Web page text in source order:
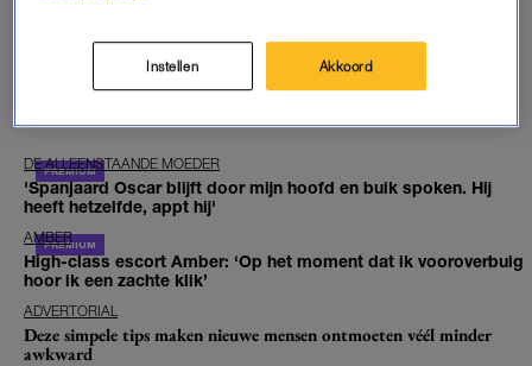
DE ALLEENSTAANDE MOEDER
'Spanjaard Oscar blijft door mijn hoofd en buik spoken. Hij
heeft hetzelfde, appt hij'
AMBER
High-class escort Amber: ‘Op het moment dat ik vooroverbuig
hoor ik een zachte klik’
ADVERTORIAL
Deze simpele tips maken nieuwe mensen ontmoeten véél minder
awkward
Instellen Akkoord